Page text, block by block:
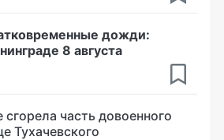
дожди:
8 августа
сгорела часть довоенного
Тухачевского